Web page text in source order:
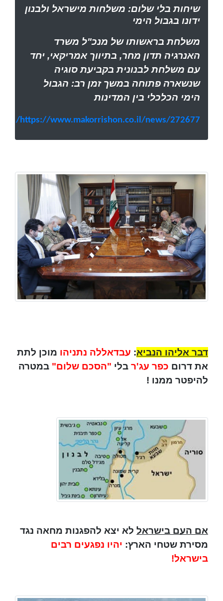
שיחות בלי שלום: משלחות מישראל ולבנון
ידונו בגבול הימי
משלחת בראשותו של מנכ"ל משרד
האנרגיה תדון מחר, בתיווך אמריקאי, יחד
עם משלחת לבנונית בקביעת סוגיה
שנשארה פתוחה במשך זמן רב: הגבול
הימי הכלכלי בין המדינות
https://www.makorrishon.co.il/news/272677/
דבר אליהו הנביא: עבדאללה נתניהו מוכן לתת
את דרום כפר עג'ר בלי "הסכם שלום" במטרה
להיפטר ממנו !
אם העם בישראל לא יצא להפגנות מחאה נגד
מסירת שטחי הארץ: יהיו נפגעים רבים
בישראל!